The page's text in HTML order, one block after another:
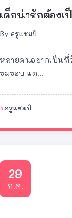
เด็กน่ารักต้องเ
By ครูแชมป์
หลายคนอยากเป็น
ชมชอบ แต...
ครูแชมป์
29
ก.ค.